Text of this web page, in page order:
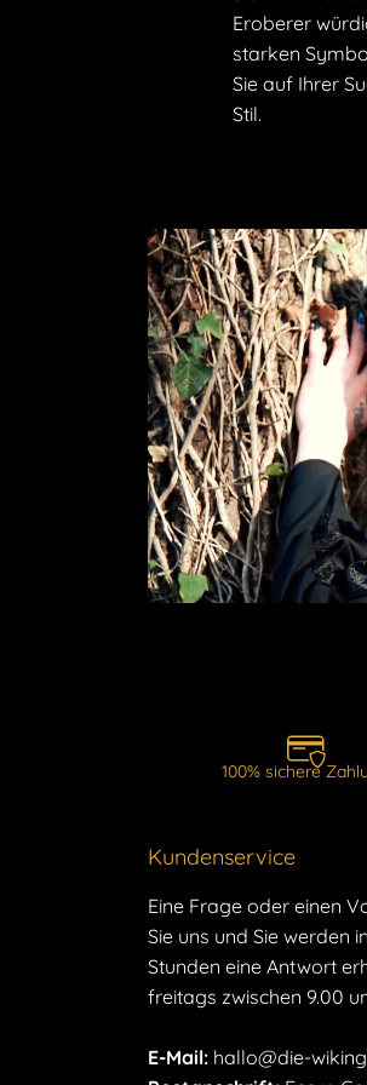
Eroberer
starken
Sie auf Ihrer
Stil.
100% sichere
Kundenservice
Eine Frage oder einen
Sie uns und Sie werden
Stunden eine Antwort
freitags zwischen 9.00
E-Mail: hallo@die-